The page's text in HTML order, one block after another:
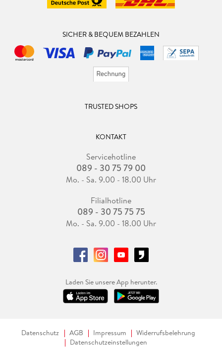
SICHER & BEQUEM BEZAHLEN
TRUSTED SHOPS
KONTAKT
Servicehotline
089 - 30 75 79 00
Mo. - Sa. 9.00 - 18.00 Uhr
Filialhotline
089 - 30 75 75 75
Mo. - Sa. 9.00 - 18.00 Uhr
Laden Sie unsere App herunter.
Datenschutz AGB Impressum
Widerrufsbelehrung
Datenschutzeinstellungen